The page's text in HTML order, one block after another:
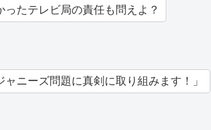
ったテレビ局の責任も問えよ？
ャニーズ問題に真剣に取り組みます！」